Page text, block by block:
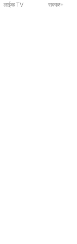
लाईव्ह TV सकाळ+